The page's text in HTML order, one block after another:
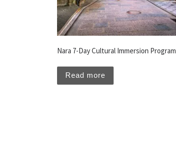
Nara 7-Day Cultural Immersion Program
Read more